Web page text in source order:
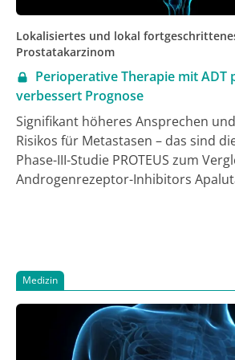
Zuzahlungen für Medikamente und
der kostenlosen Mitversicherung
Laut Gesundheitsministerin Nina
geschlossen.
Lokalisiertes und lokal
Prostatakarzinom
Perioperative Therapie mit ADT
verbessert Prognose
Signifikant höheres Ansprechen
Risikos für Metastasen – das sind
Phase-III-Studie PROTEUS zum
Androgenrezeptor-Inhibitors
Medizin